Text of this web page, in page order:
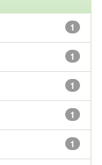
1
1
1
1
1